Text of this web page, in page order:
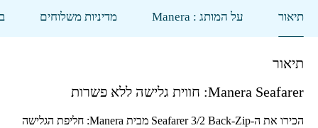
תיאור על המותג : Manera מדיניות משלוחים
תיאור
Manera Seafarer: חווית גלישה ללא פשרות
הכירו את ה-Seafarer 3/2 Back-Zip מבית Manera: חליפת הגלישה